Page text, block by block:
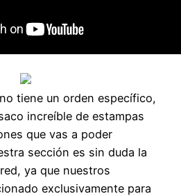
tiene un orden específico,
increíble de estampas
que vas a poder
sección es sin duda la
ya que nuestros
exclusivamente para